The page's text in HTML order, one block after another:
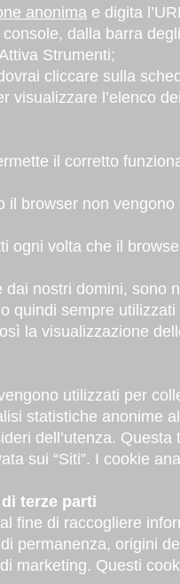
anonima e digita
dalla barra
Strumenti;
cliccare sulla
visualizzare l’elenco
il corretto
il browser non
ogni volta che il
nostri domini, sono
quindi sempre
la visualizzazione
utilizzati per
statistiche anonime
dell’utenza.
sui “Siti”. I cookie
terze parti
fine di raccogliere
permanenza, origini
marketing. Questi